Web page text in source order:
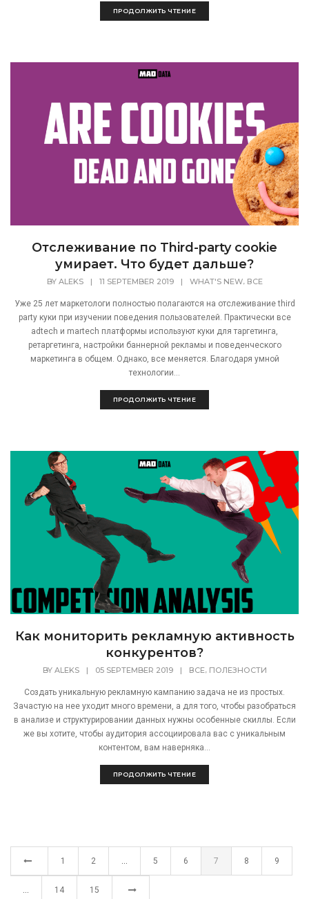
ПРОДОЛЖИТЬ ЧТЕНИЕ
Отслеживание по Third-party cookie
умирает. Что будет дальше?
BY ALEKS | 11 SEPTEMBER 2019 | WHAT'S NEW, ВСЕ
Уже 25 лет маркетологи полностью полагаются на отслеживание third
party куки при изучении поведения пользователей. Практически все
adtech и martech платформы используют куки для таргетинга,
ретаргетинга, настройки баннерной рекламы и поведенческого
маркетинга в общем. Однако, все меняется. Благодаря умной
технологии...
ПРОДОЛЖИТЬ ЧТЕНИЕ
Как мониторить рекламную активность
конкурентов?
BY ALEKS | 05 SEPTEMBER 2019 | ВСЕ, ПОЛЕЗНОСТИ
Создать уникальную рекламную кампанию задача не из простых.
Зачастую на нее уходит много времени, а для того, чтобы разобраться
в анализе и структурировании данных нужны особенные скиллы. Если
же вы хотите, чтобы аудитория ассоциировала вас с уникальным
контентом, вам наверняка...
ПРОДОЛЖИТЬ ЧТЕНИЕ
1 2 5 6 7 8 9
14 15